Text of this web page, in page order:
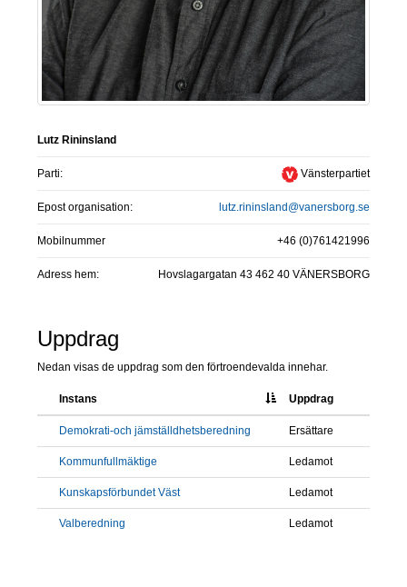
Lutz Rininsland
Vänsterpartiet
Parti:
lutz.rininsland@vanersborg.se
Epost organisation:
+46 (0)761421996
Mobilnummer
Hovslagargatan 43 462 40 VÄNERSBORG
Adress hem:
Uppdrag
Nedan visas de uppdrag som den förtroendevalda innehar.
Instans Uppdrag
Demokrati-och jämställdhetsberedning Ersättare
Kommunfullmäktige Ledamot
Kunskapsförbundet Väst Ledamot
Valberedning Ledamot